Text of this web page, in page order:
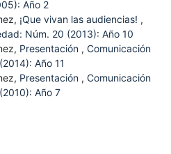
Año 2
¡Que vivan las audiencias! ,
Núm. 20 (2013): Año 10
Presentación , Comunicación
Año 11
Presentación , Comunicación
Año 7